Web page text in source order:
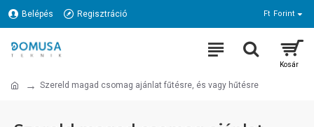
Belépés Regisztráció Ft Forint
Szereld magad csomag ajánlat fűtésre, és vagy hűtésre